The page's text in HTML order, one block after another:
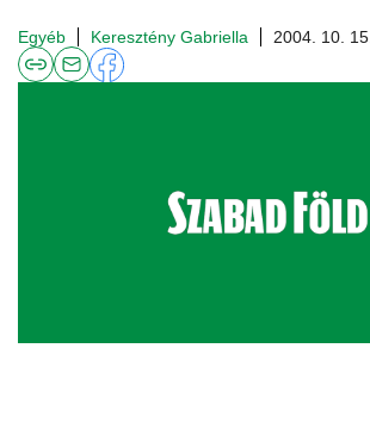
Egyéb Keresztény Gabriella 2004. 10. 15.